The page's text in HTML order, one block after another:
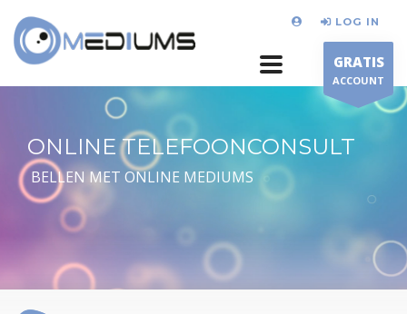
LOG IN
GRATIS
ACCOUNT
ONLINE TELEFOONCONSULT
BELLEN MET ONLINE MEDIUMS